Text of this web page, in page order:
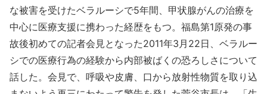
な被害を受けたベラルーシで5年間、甲状腺がんの治療を
中心に医療支援に携わった経歴をもつ。福島第1原発の事
故後初めての記者会見となった2011年3月22日、ベラルー
シでの医療行為の経験から内部被ばくの恐ろしさについて
話した。会見で、呼吸や皮膚、口から放射性物質を取り込